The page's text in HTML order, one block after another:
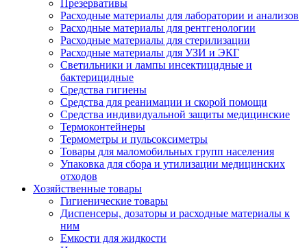
Презервативы
Расходные материалы для лаборатории и анализов
Расходные материалы для рентгенологии
Расходные материалы для стерилизации
Расходные материалы для УЗИ и ЭКГ
Светильники и лампы инсектицидные и
бактерицидные
Средства гигиены
Средства для реанимации и скорой помощи
Средства индивидуальной защиты медицинские
Термоконтейнеры
Термометры и пульсоксиметры
Товары для маломобильных групп населения
Упаковка для сбора и утилизации медицинских
отходов
Хозяйственные товары
Гигиенические товары
Диспенсеры, дозаторы и расходные материалы к
ним
Емкости для жидкости